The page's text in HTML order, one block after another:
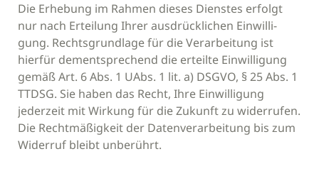
Die Erhebung im Rahmen dieses Dienstes erfolgt
nur nach Erteilung Ihrer ausdrücklichen Einwilli-
gung. Rechtsgrundlage für die Verarbeitung ist
hierfür dementsprechend die erteilte Einwilligung
gemäß Art. 6 Abs. 1 UAbs. 1 lit. a) DSGVO, § 25 Abs. 1
TTDSG. Sie haben das Recht, Ihre Einwilligung
jederzeit mit Wirkung für die Zukunft zu widerrufen.
Die Rechtmäßigkeit der Datenverarbeitung bis zum
Widerruf bleibt unberührt.